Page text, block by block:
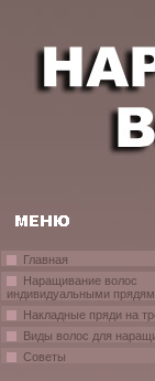
Главная
Наращивание волос
индивидуальными
Накладные пряди на
Виды волос для
Советы